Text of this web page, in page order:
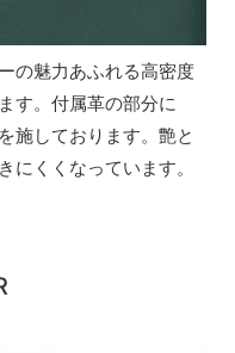
の魅力あふれる高密度
す。付属革の部分に
施しております。艶と
にくくなっています。